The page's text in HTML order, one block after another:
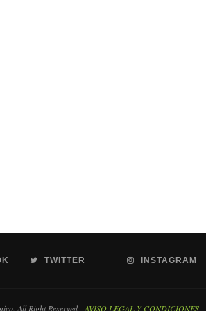
TWITTER INSTAGRAM
All Right Reserved -AVISO LEGAL Y CONDICIONES-